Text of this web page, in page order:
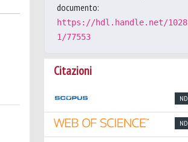
documento:
https://hdl.handle.net/1028
1/77553
Citazioni
ND
ND